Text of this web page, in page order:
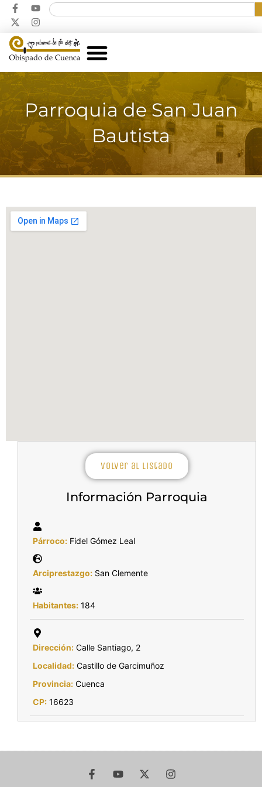
Parroquia de San Juan
Bautista
Volver al listado
Información Parroquia
Párroco: Fidel Gómez Leal
Arciprestazgo: San Clemente
Habitantes: 184
Dirección: Calle Santiago, 2
Localidad: Castillo de Garcimuñoz
Provincia: Cuenca
CP: 16623